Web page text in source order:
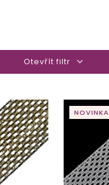
Otevřít filtr
NOVINKA